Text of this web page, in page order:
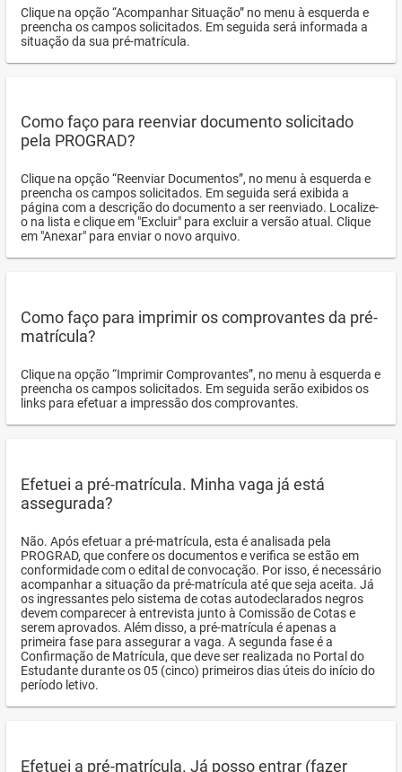
Clique na opção “Acompanhar Situação” no menu à esquerda e
preencha os campos solicitados. Em seguida será informada a
situação da sua pré-matrícula.
Como faço para reenviar documento solicitado
pela PROGRAD?
Clique na opção “Reenviar Documentos”, no menu à esquerda e
preencha os campos solicitados. Em seguida será exibida a
página com a descrição do documento a ser reenviado. Localize-
o na lista e clique em "Excluir" para excluir a versão atual. Clique
em "Anexar" para enviar o novo arquivo.
Como faço para imprimir os comprovantes da pré-
matrícula?
Clique na opção “Imprimir Comprovantes”, no menu à esquerda e
preencha os campos solicitados. Em seguida serão exibidos os
links para efetuar a impressão dos comprovantes.
Efetuei a pré-matrícula. Minha vaga já está
assegurada?
Não. Após efetuar a pré-matrícula, esta é analisada pela
PROGRAD, que confere os documentos e verifica se estão em
conformidade com o edital de convocação. Por isso, é necessário
acompanhar a situação da pré-matrícula até que seja aceita. Já
os ingressantes pelo sistema de cotas autodeclarados negros
devem comparecer à entrevista junto à Comissão de Cotas e
serem aprovados. Além disso, a pré-matrícula é apenas a
primeira fase para assegurar a vaga. A segunda fase é a
Confirmação de Matrícula, que deve ser realizada no Portal do
Estudante durante os 05 (cinco) primeiros dias úteis do início do
período letivo.
Efetuei a pré-matrícula. Já posso entrar (fazer